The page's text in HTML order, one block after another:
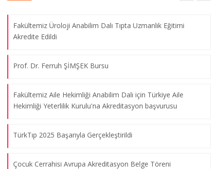
Fakültemiz Üroloji Anabilim Dalı Tıpta Uzmanlık Eğitimi
Akredite Edildi
Prof. Dr. Ferruh ŞİMŞEK Bursu
Fakültemiz Aile Hekimliği Anabilim Dalı için Türkiye Aile
Hekimliği Yeterlilik Kurulu'na Akreditasyon başvurusu
TürkTıp 2025 Başarıyla Gerçekleştirildi
Çocuk Cerrahisi Avrupa Akreditasyon Belge Töreni